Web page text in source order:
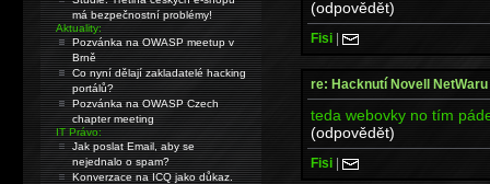
(odpovědět)
Fisi |
re: Hacknutí Novell
teda webovky no tím
(odpovědět)
Fisi |
má bezpečnostní problémy!
Aktuality:
Pozvánka na OWASP meetup v
Brně
Co nyní dělají zakladatelé hacking
portálů?
Pozvánka na OWASP Czech
chapter meeting
IT Právo:
Jak poslat Email, aby se
nejednalo o spam?
Konverzace na ICQ jako důkaz.